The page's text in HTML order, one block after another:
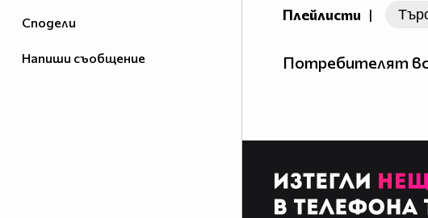
Сподели
Напиши съобщение
Плейлисти |
Потребителят